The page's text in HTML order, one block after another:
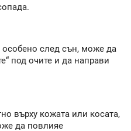
особено след сън, може да
под очите и да направи
върху кожата или косата,
да повлияе